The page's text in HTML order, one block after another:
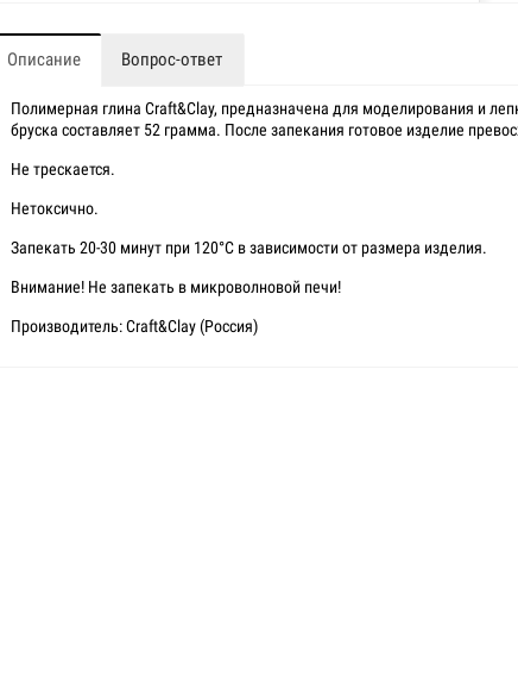
Описание Вопрос-ответ
Полимерная глина Craft&Clay, предназначена для моделирования и
бруска составляет 52 грамма. После запекания готовое изделие
Не трескается.
Нетоксично.
Запекать 20-30 минут при 120°C в зависимости от размера изделия.
Внимание! Не запекать в микроволновой печи!
Производитель: Craft&Clay (Россия)